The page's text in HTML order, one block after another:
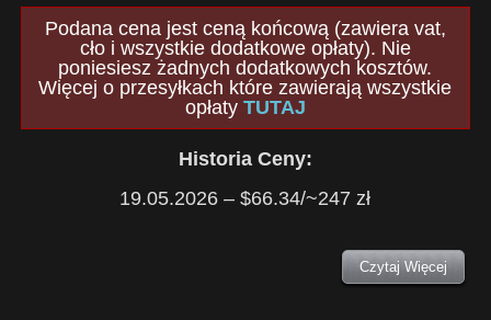
Podana cena jest ceną końcową (zawiera vat,
cło i wszystkie dodatkowe opłaty). Nie
poniesiesz żadnych dodatkowych kosztów.
Więcej o przesyłkach które zawierają wszystkie
opłaty TUTAJ
Historia Ceny:
19.05.2026 – $66.34/~247 zł
Czytaj Więcej